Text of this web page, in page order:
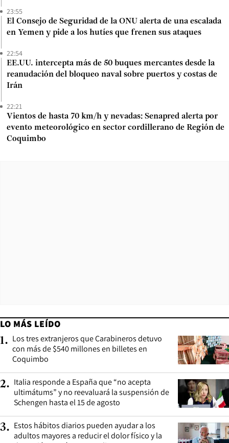
23:55
El Consejo de Seguridad de la ONU alerta de una escalada
en Yemen y pide a los hutíes que frenen sus ataques
22:54
EE.UU. intercepta más de 50 buques mercantes desde la
reanudación del bloqueo naval sobre puertos y costas de
Irán
22:21
Vientos de hasta 70 km/h y nevadas: Senapred alerta por
evento meteorológico en sector cordillerano de Región de
Coquimbo
LO MÁS LEÍDO
1. Los tres extranjeros que Carabineros detuvo
con más de $540 millones en billetes en
Coquimbo
2. Italia responde a España que “no acepta
ultimátums” y no reevaluará la suspensión de
Schengen hasta el 15 de agosto
3. Estos hábitos diarios pueden ayudar a los
adultos mayores a reducir el dolor físico y la